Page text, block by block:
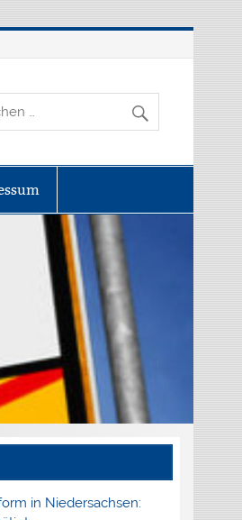
in Niedersachsen: